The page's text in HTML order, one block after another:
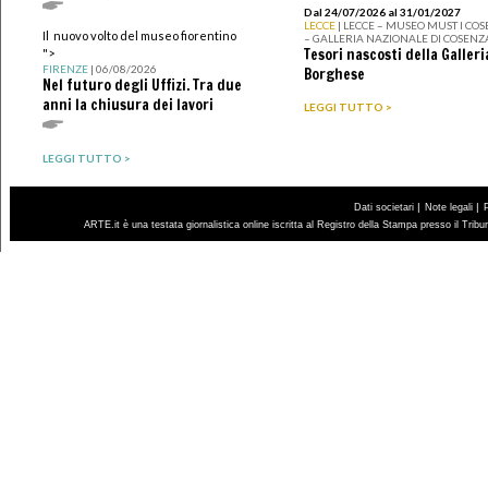
Il nuovo volto del museo fiorentino
">
FIRENZE| 06/08/2026
Nel futuro degli Uffizi. Tra due
anni la chiusura dei lavori
LEGGI TUTTO >
Dal 24/07/2026 al 31/01/2027
LECCE | LECCE – MUSEO MUST I
– GALLERIA NAZIONALE DI
Tesori nascosti della
Borghese
LEGGI TUTTO >
Dati societari | Note legali |
ARTE.it è una testata giornalistica online iscritta al Registro della Stampa presso il